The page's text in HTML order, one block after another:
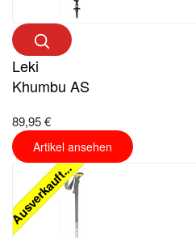
Leki
Khumbu AS
89,95 €
Artikel ansehen
Ausverkauft...